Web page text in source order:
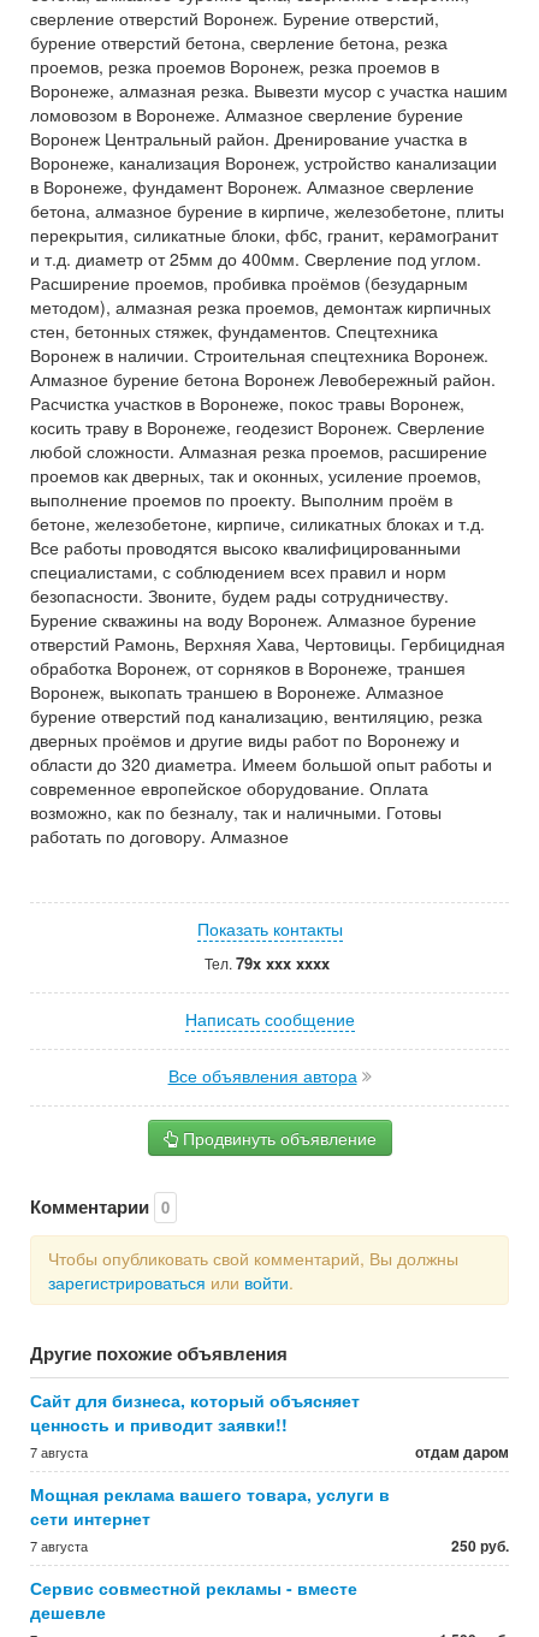
сверление отверстий Воронеж. Бурение отверстий,
бурение отверстий бетона, сверление бетона, резка
проемов, резка проемов Воронеж, резка проемов в
Воронеже, алмазная резка. Вывезти мусор с участка нашим
ломовозом в Воронеже. Алмазное сверление бурение
Воронеж Центральный район. Дренирование участка в
Воронеже, канализация Воронеж, устройство канализации
в Воронеже, фундамент Воронеж. Алмазное сверление
бетона, алмазное бурение в кирпиче, железобетоне, плиты
перекрытия, силикатные блоки, фбc, гранит, кеpaмогpанит
и т.д. диаметр от 25мм до 400мм. Сверление под углом.
Расширение проемов, пробивка проёмов (безударным
методом), алмазная резка проемов, демонтаж кирпичных
стен, бетонных стяжек, фундаментов. Спецтехника
Воронеж в наличии. Строительная спецтехника Воронеж.
Алмазное бурение бетона Воронеж Левобережный район.
Расчистка участков в Воронеже, покос травы Воронеж,
косить траву в Воронеже, геодезист Воронеж. Сверление
любой сложности. Алмазная резка проемов, расширение
проемов как дверных, так и оконных, усиление проемов,
выполнение проемов по проекту. Выполним проём в
бетоне, железобетоне, кирпиче, силикатных блоках и т.д.
Все работы проводятся высоко квалифицированными
специалистами, с соблюдением всех правил и норм
безопасности. Звоните, будем рады сотрудничеству.
Бурение скважины на воду Воронеж. Алмазное бурение
отверстий Рамонь, Верхняя Хава, Чертовицы. Гербицидная
обработка Воронеж, от сорняков в Воронеже, траншея
Воронеж, выкопать траншею в Воронеже. Алмазное
бурение отверстий под канализацию, вентиляцию, резка
дверных проёмов и другие виды работ по Воронежу и
области до 320 диаметра. Имеем большой опыт работы и
современное европейское оборудование. Оплата
возможно, как по безналу, так и наличными. Готовы
работать по договору. Алмазное
Показать контакты
Тел. 79x xxx xxxx
Написать сообщение
Все объявления автора
Продвинуть объявление
Комментарии 0
Чтобы опубликовать свой комментарий, Вы должны
зарегистрироваться или войти.
Другие похожие объявления
Сайт для бизнеса, который объясняет
ценность и приводит заявки!!
7 августа отдам даром
Мощная реклама вашего товара, услуги в
сети интернет
7 августа 250 руб.
Сервис совместной рекламы - вместе
дешевле